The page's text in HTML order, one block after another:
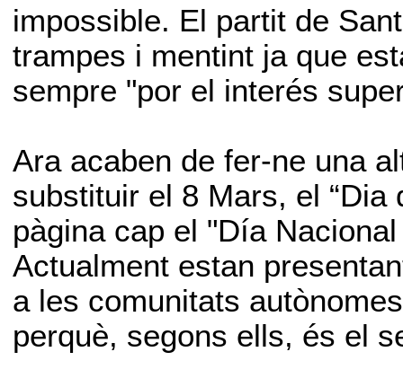
impossible. El partit de
trampes i mentint ja que
sempre "por el interés
Ara acaben de fer-ne una
substituir el 8 Mars, el “Dia
pàgina cap el "Día
Actualment estan
a les comunitats
perquè, segons ells, és el